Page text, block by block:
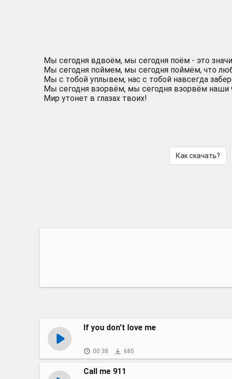
Мы сегодня вдвоём, мы сегодня поём - это
Мы сегодня поймем, мы сегодня поймём, что
Мы с тобой уплывем, нас с тобой навсегда
Мы сегодня взорвём, мы сегодня взорвём наши
Мир утонет в глазах твоих!
Как скачать?
If you don't love me
00:38 685
Call me 911